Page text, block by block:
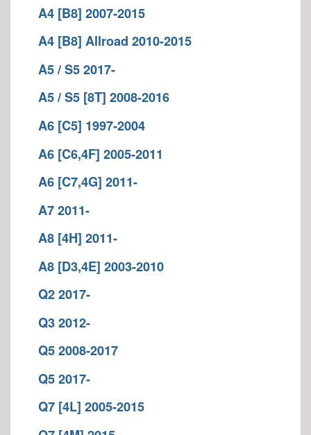
A4 [B8] 2007-2015
A4 [B8] Allroad 2010-2015
A5 / S5 2017-
A5 / S5 [8T] 2008-2016
A6 [C5] 1997-2004
A6 [C6,4F] 2005-2011
A6 [C7,4G] 2011-
A7 2011-
A8 [4H] 2011-
A8 [D3,4E] 2003-2010
Q2 2017-
Q3 2012-
Q5 2008-2017
Q5 2017-
Q7 [4L] 2005-2015